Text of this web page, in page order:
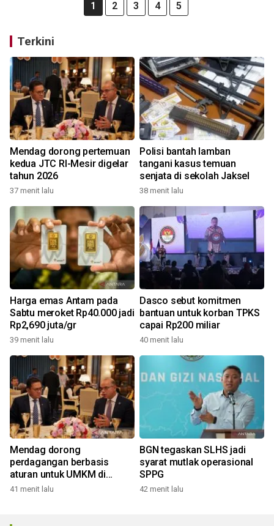
1 2 3 4 5
Terkini
Mendag dorong pertemuan
kedua JTC RI-Mesir digelar
tahun 2026
37 menit lalu
Polisi bantah lamban
tangani kasus temuan
senjata di sekolah Jaksel
38 menit lalu
Harga emas Antam pada
Sabtu meroket Rp40.000 jadi
Rp2,690 juta/gr
39 menit lalu
Dasco sebut komitmen
bantuan untuk korban TPKS
capai Rp200 miliar
40 menit lalu
Mendag dorong
perdagangan berbasis
aturan untuk UMKM di
BRICS
41 menit lalu
BGN tegaskan SLHS jadi
syarat mutlak operasional
SPPG
42 menit lalu